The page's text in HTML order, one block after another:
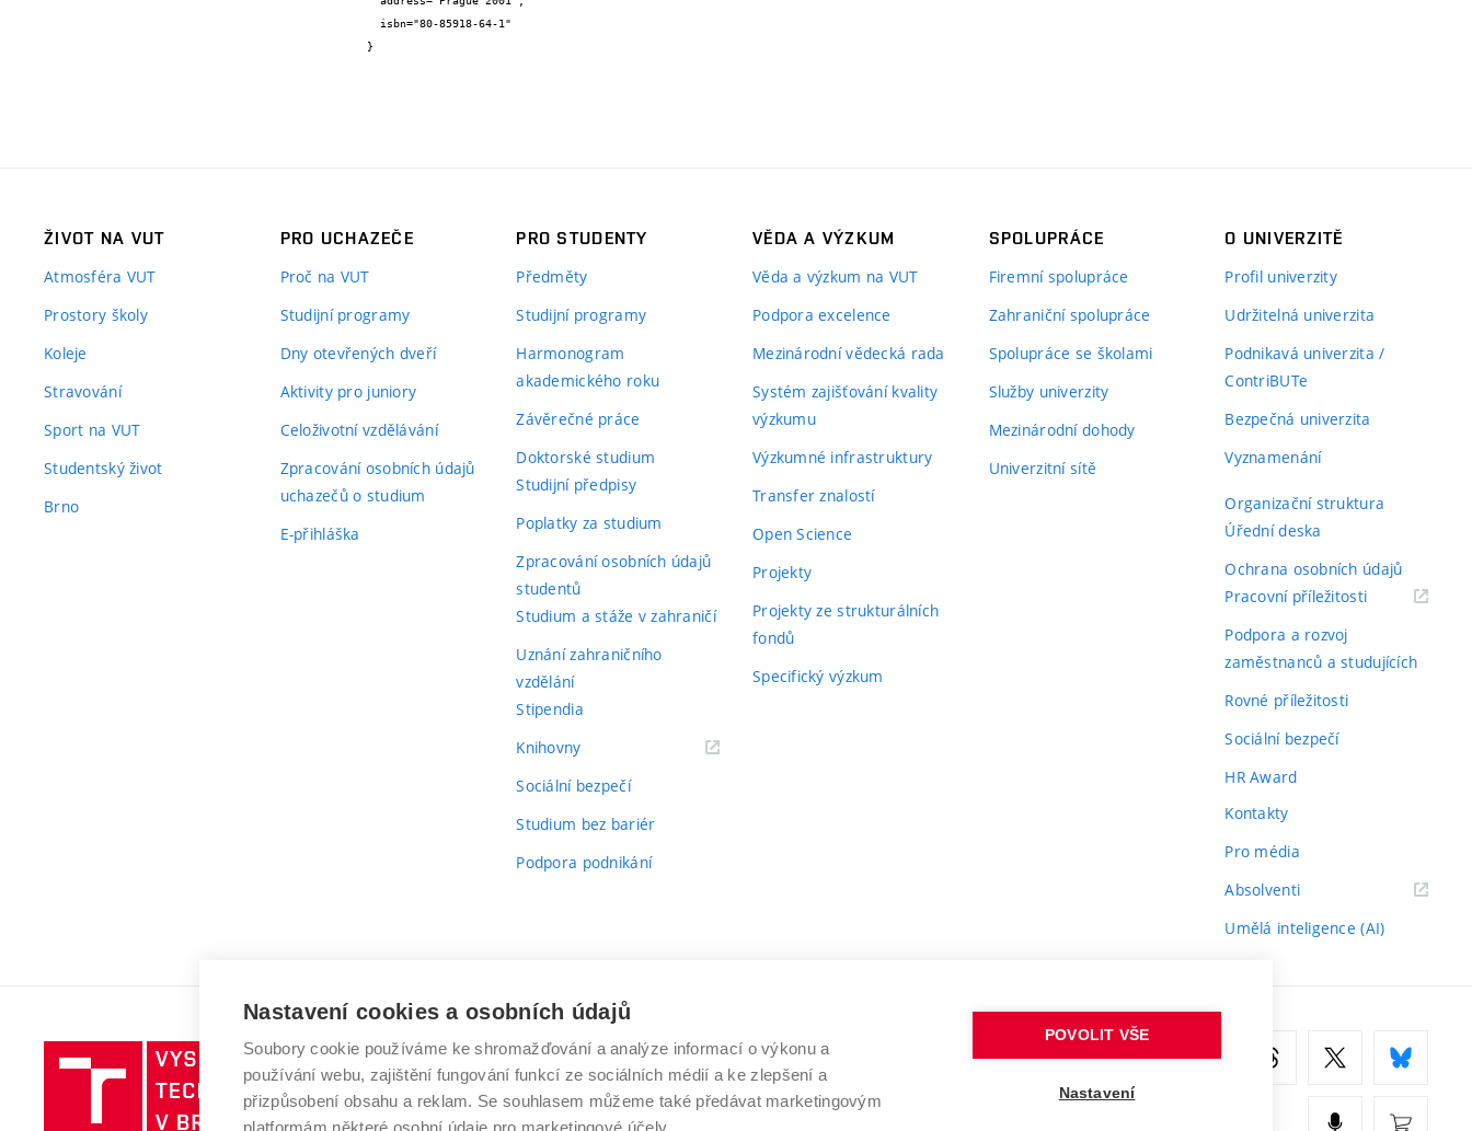
}
ŽIVOT NA VUT
Atmosféra VUT
Prostory školy
Koleje
Stravování
Sport na VUT
Studentský život
Brno
PRO UCHAZEČE
Proč na VUT
Studijní programy
Dny otevřených dveří
Aktivity pro juniory
Celoživotní vzdělávání
Zpracování osobních údajů
uchazečů o studium
E-přihláška
PRO STUDENTY
Předměty
Studijní programy
Harmonogram
akademického roku
Závěrečné práce
Doktorské studium
Studijní předpisy
Poplatky za studium
Zpracování osobních údajů
studentů
Studium a stáže v zahraničí
Uznání zahraničního
vzdělání
Stipendia
Knihovny(externí
Sociální bezpečí
Studium bez bariér
Podpora podnikání
VĚDA A VÝZKUM
Věda a výzkum na VUT
Podpora excelence
Mezinárodní vědecká rada
Systém zajišťování kvality
výzkumu
Výzkumné infrastruktury
Transfer znalostí
Open Science
Projekty
Projekty ze strukturálních
fondů
Specifický výzkum
SPOLUPRÁCE
Firemní spolupráce
Zahraniční spolupráce
Spolupráce se školami
Služby univerzity
Mezinárodní dohody
Univerzitní sítě
O UNIVERZITĚ
Profil univerzity
Udržitelná univerzita
Podnikavá univerzita /
ContriBUTe
Bezpečná univerzita
Vyznamenání
Organizační struktura
Úřední deska
Ochrana osobních údajů
Pracovní příležitosti(externí
Podpora a rozvoj
zaměstnanců a studujících
Rovné příležitosti
Sociální bezpečí
HR Award
Kontakty
Pro média
Absolventi(externí
Umělá inteligence (AI)
Vysoké
učení
technické
VYSOKÉ UČENÍ TECHNICKÉ V BRNĚ
Antonínská 548/1
602 00 Brno
www.vut.cz
Nastavení cookies a osobních údajů
Soubory cookie používáme ke shromažďování a analýze informací o výkonu a
používání webu, zajištění fungování funkcí ze sociálních médií a ke zlepšení a
přizpůsobení obsahu a reklam. Se souhlasem můžeme také předávat marketingovým
platformám některé osobní údaje pro marketingové účely.
POVOLIT VŠE
Nastavení